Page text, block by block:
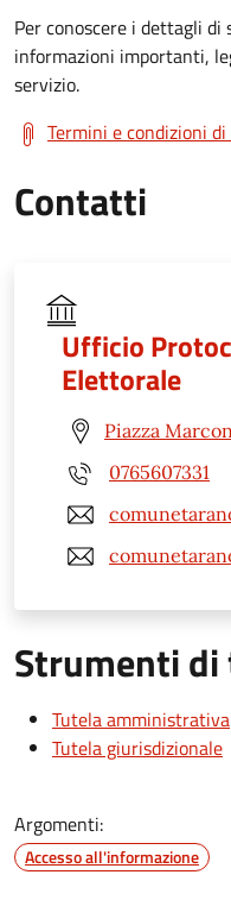
Per conoscere i dettagli
informazioni importanti,
servizio.
Termini e condizioni
Contatti
Ufficio
Elettorale
Piazza
0765607331
Strumenti
Tutela amministrativa
Tutela giurisdizionale
Argomenti:
Accesso all'informazione